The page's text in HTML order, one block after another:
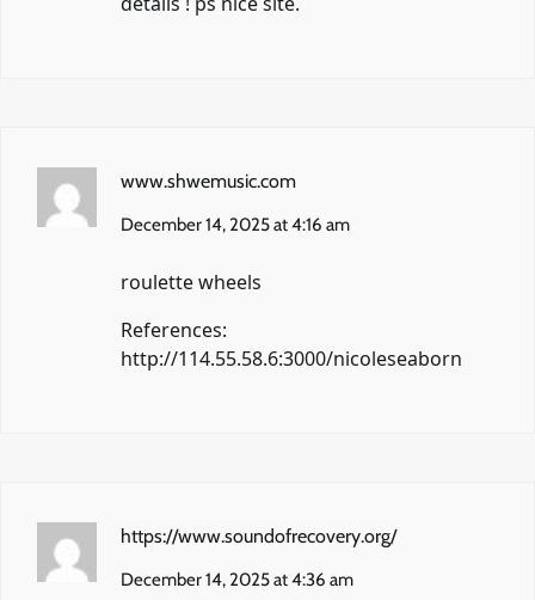
www.shwemusic.com
December 14, 2025 at 4:16 am
roulette wheels
References:
http://114.55.58.6:3000/nicoleseaborn
https://www.soundofrecovery.org/
December 14, 2025 at 4:36 am